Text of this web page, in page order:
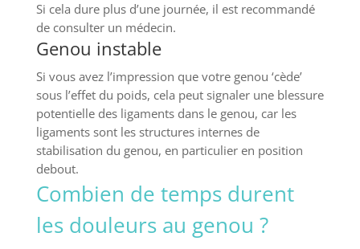
Si cela dure plus d’une journée, il est recommandé
de consulter un médecin.
Genou instable
Si vous avez l’impression que votre genou ‘cède’
sous l’effet du poids, cela peut signaler une blessure
potentielle des ligaments dans le genou, car les
ligaments sont les structures internes de
stabilisation du genou, en particulier en position
debout.
Combien de temps durent
les douleurs au genou ?